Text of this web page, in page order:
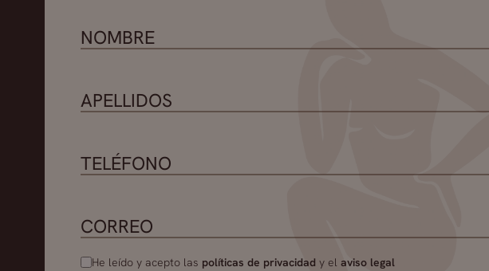
He leído y acepto las políticas de privacidad y el aviso legal